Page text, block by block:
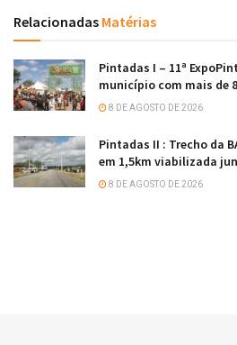
Relacionadas Matérias
Pintadas I – 11ª
município com mais de
8 DE AGOSTO DE 2026
Pintadas II : Trecho da
em 1,5km viabilizada
8 DE AGOSTO DE 2026